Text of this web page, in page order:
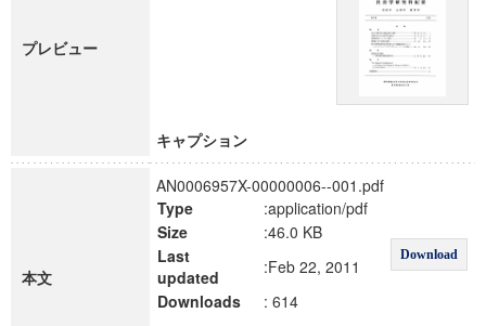
プレビュー
キャプション
本文
AN0006957X-00000006--001.pdf
Type
:application/pdf
Download
Size
:46.0 KB
Last
updated
:Feb 22, 2011
Downloads
: 614